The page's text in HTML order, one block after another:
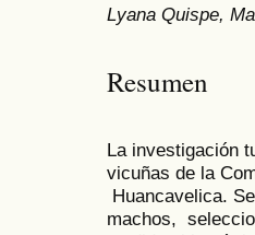
Lyana Quispe,
Resumen
La investigación
vicuñas de la
Huancavelica.
machos,